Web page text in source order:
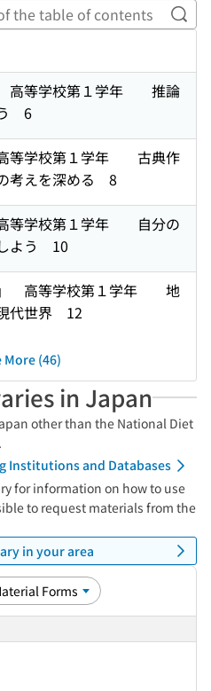
高等学校第１学年 推論
う 6
等学校第１学年 古典作
考えを深める 8
等学校第１学年 自分の
よう 10
」 高等学校第１学年 地
代世界 12
More (46)
in Japan
other than the National Diet
Institutions and Databases
for information on how to use
to request materials from the
in your area